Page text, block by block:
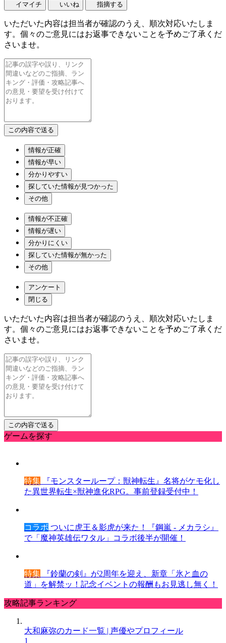
イマイチ いいね 指摘する
いただいた内容は担当者が確認のうえ、順次対応いたしま
す。個々のご意見にはお返事できないことを予めご了承くだ
さいませ。
情報が正確
情報が早い
分かりやすい
探していた情報が見つかった
その他
情報が不正確
情報が遅い
分かりにくい
探していた情報が無かった
その他
アンケート
閉じる
いただいた内容は担当者が確認のうえ、順次対応いたしま
す。個々のご意見にはお返事できないことを予めご了承くだ
さいませ。
ゲームを探す
特集 『モンスターループ：獣神転生』名将がケモ化し
た異世界転生×獣神進化RPG。事前登録受付中！
コラボ ついに虎王＆影虎が来た！『鋼嵐 - メカラシ』
で「魔神英雄伝ワタル」コラボ後半が開催！
特集 『鈴蘭の剣』が2周年を迎え、新章「氷と血の
道」を解禁ッ！記念イベントの報酬もお見逃し無く！
攻略記事ランキング
大和麻弥のカード一覧 | 声優やプロフィール
1